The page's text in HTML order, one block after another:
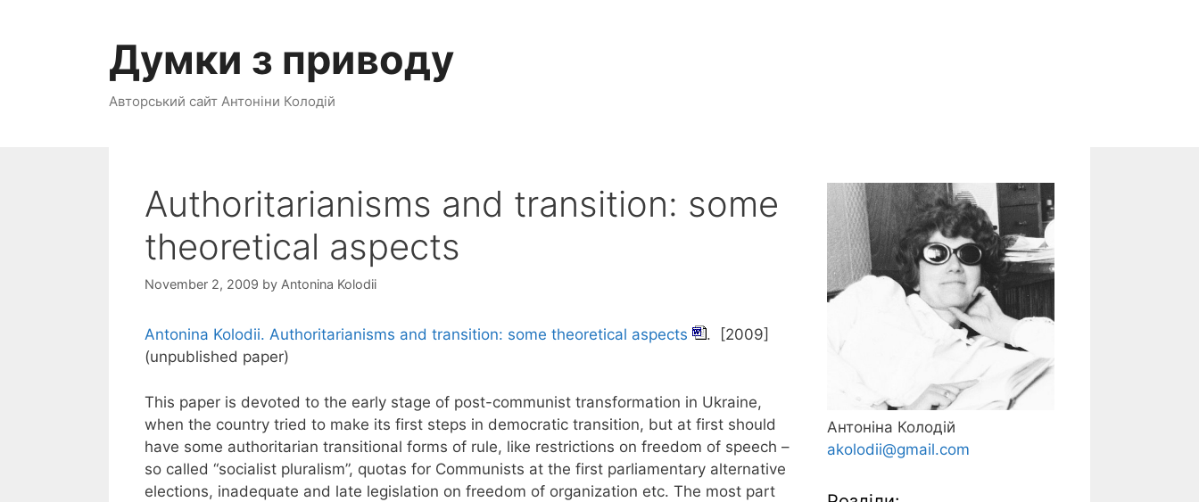
Думки з приводу
Авторський сайт Антоніни Колодій
Authoritarianisms and transition: some
theoretical aspects
November 2, 2009 by Antonina Kolodii
Antonina Kolodii. Authoritarianisms and transition: some theoretical aspects
. [2009]
(unpublished paper)
This paper is devoted to the early stage of post-communist transformation in Ukraine,
when the country tried to make its first steps in democratic transition, but at first should
have some authoritarian transitional forms of rule, like restrictions on freedom of speech –
so called “socialist pluralism”, quotas for Communists at the first parliamentary alternative
elections, inadequate and late legislation on freedom of organization etc. The most part
Антоніна Колодій
akolodii@gmail.com